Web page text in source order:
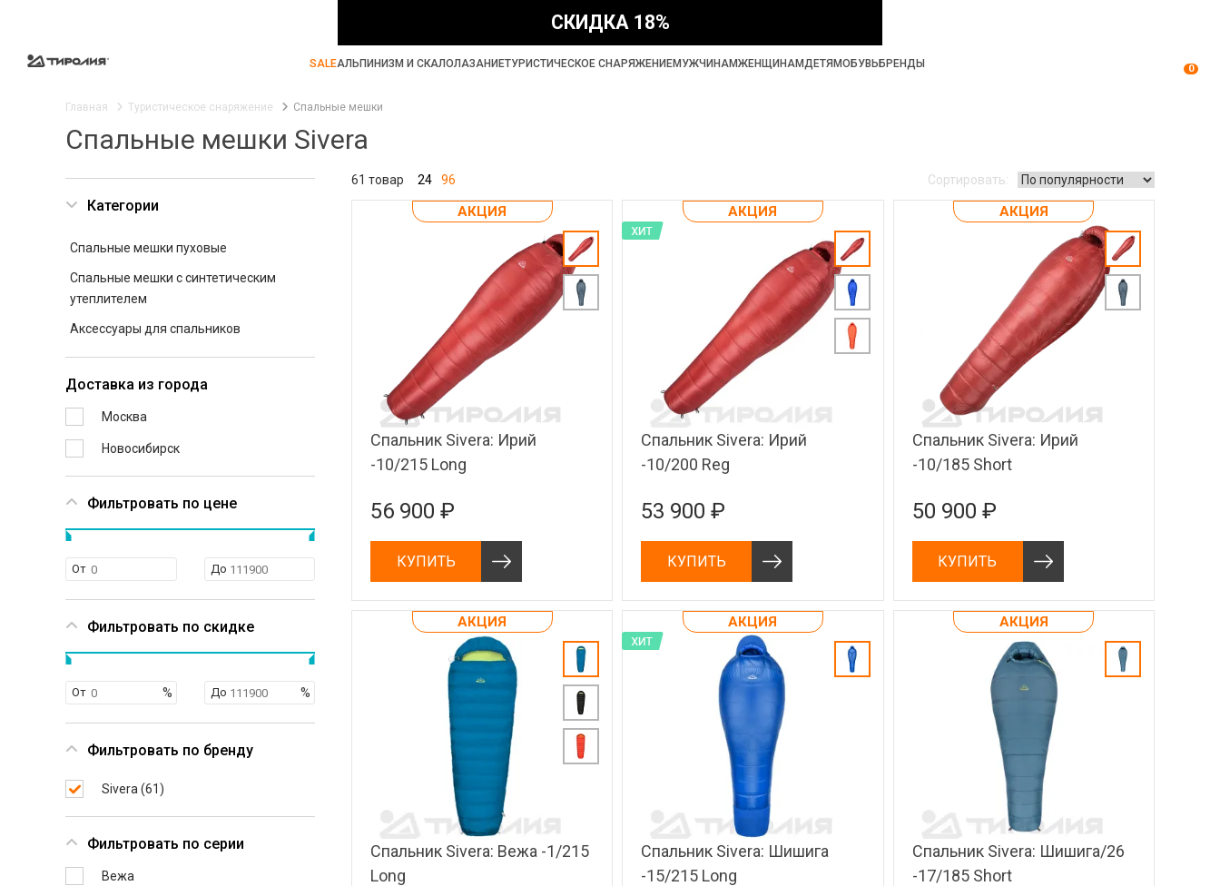
СКИДКА 18%
SALEАЛЬПИНИЗМ И СКАЛОЛАЗАНИЕТУРИСТИЧЕСКОЕ СНАРЯЖЕНИЕМУЖЧИНАМЖЕНЩИНАМДЕТЯМОБУВЬ БРЕНДЫ 0
Главная Туристическое снаряжение Спальные мешки
Спальные мешки Sivera
Категории
Спальные мешки пуховые
Спальные мешки с синтетическим
утеплителем
Аксессуары для спальников
Доставка из города
Москва
Новосибирск
Фильтровать по цене
От До
Фильтровать по скидке
От До
Фильтровать по бренду
Sivera (61)
Фильтровать по серии
Вежа
61 товар 24 96 Сортировать:
АКЦИЯ
Спальник Sivera: Ирий
-10/215 Long
56 900 ₽
КУПИТЬ
АКЦИЯ
Спальник Sivera: Ирий
-10/200 Reg
53 900 ₽
КУПИТЬ
АКЦИЯ
Спальник Sivera: Ирий
-10/185 Short
50 900 ₽
КУПИТЬ
АКЦИЯ
Спальник Sivera: Вежа -1/215
Long
АКЦИЯ
Спальник Sivera: Шишига
-15/215 Long
АКЦИЯ
Спальник Sivera: Шишига/26
-17/185 Short